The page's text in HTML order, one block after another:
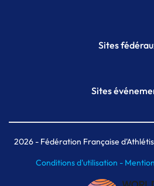
Sites
Plateforme
Sites
Meeting de Paris
MAIF Ekiden de
2026- Fédération Française
Conditions d'utilisation -